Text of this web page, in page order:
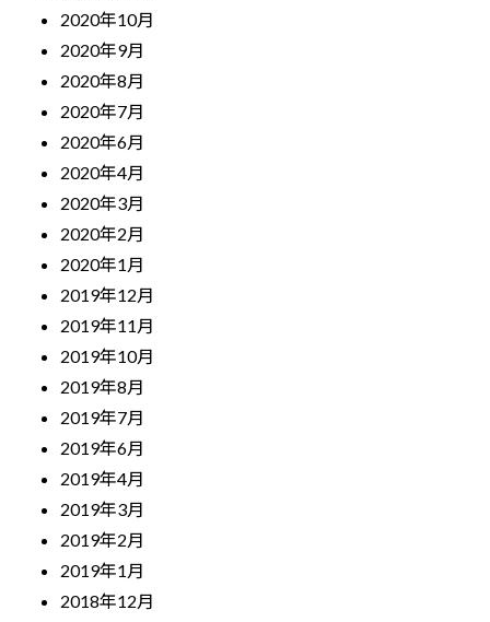
2020年10月
2020年9月
2020年8月
2020年7月
2020年6月
2020年4月
2020年3月
2020年2月
2020年1月
2019年12月
2019年11月
2019年10月
2019年8月
2019年7月
2019年6月
2019年4月
2019年3月
2019年2月
2019年1月
2018年12月